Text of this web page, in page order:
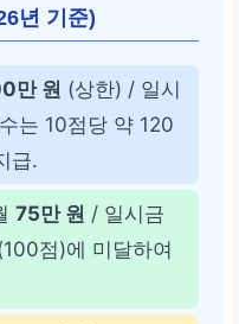
년 기준)
만 원 (상한) / 일시
는 10점당 약 120
급.
75만 원 / 일시금
점)에 미달하여